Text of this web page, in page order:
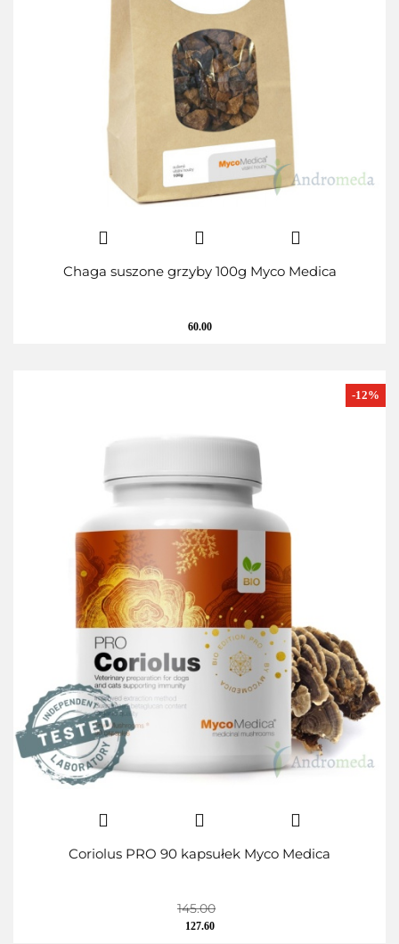
Chaga suszone grzyby 100g Myco Medica
60.00
Coriolus PRO 90 kapsułek Myco Medica
145.00
-12%
127.60